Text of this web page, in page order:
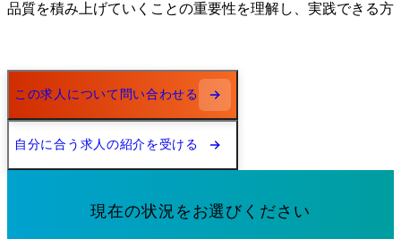
品質を積み上げていくことの重要性を理解し、実践できる方
この求人について問い合わせる
自分に合う求人の紹介を受ける
現在の状況をお選びください